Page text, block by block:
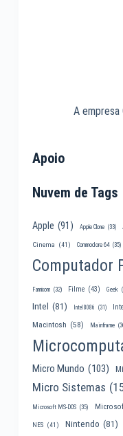
A empresa
Apoio
Nuvem de Tags
Apple (91) Apple Clone (33)
Cinema (41) Commodore 64 (35)
Computador
Famicom (32) Filme (43) Geek
Intel (81) Intel 8086 (31)
Macintosh (58) Mainframe
Micro Mundo (103)
Micro Sistemas
Microsoft MS-DOS (35)
NES (41) Nintendo (81)